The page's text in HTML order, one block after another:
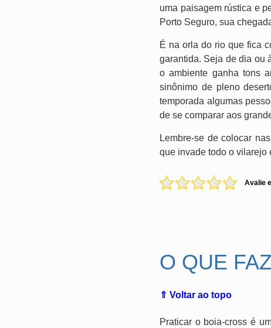
uma paisagem rústica e
Porto Seguro, sua
É na orla do rio que fica
garantida. Seja de dia ou
o ambiente ganha tons
sinônimo de pleno
temporada algumas
de se comparar aos
Lembre-se de colocar
que invade todo o vilarejo
Avalie
O QUE
⇑ Voltar ao topo
Praticar o boia-cross é